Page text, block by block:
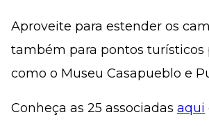
Aproveite para estender os
também para pontos turísticos
como o Museu Casapueblo e
Conheça as 25 associadas aqui